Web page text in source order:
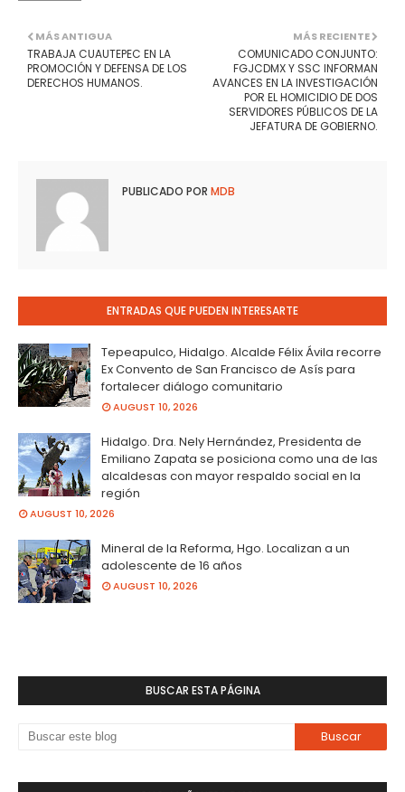
MÁS RECIENTE
COMUNICADO CONJUNTO:
FGJCDMX Y SSC INFORMAN
AVANCES EN LA INVESTIGACIÓN
POR EL HOMICIDIO DE DOS
SERVIDORES PÚBLICOS DE LA
JEFATURA DE GOBIERNO.
MÁS ANTIGUA
TRABAJA CUAUTEPEC EN LA
PROMOCIÓN Y DEFENSA DE LOS
DERECHOS HUMANOS.
PUBLICADO POR MDB
ENTRADAS QUE PUEDEN INTERESARTE
Tepeapulco, Hidalgo. Alcalde Félix Ávila recorre
Ex Convento de San Francisco de Asís para
fortalecer diálogo comunitario
AUGUST 10, 2026
Hidalgo. Dra. Nely Hernández, Presidenta de
Emiliano Zapata se posiciona como una de las
alcaldesas con mayor respaldo social en la
región
AUGUST 10, 2026
Mineral de la Reforma, Hgo. Localizan a un
adolescente de 16 años
AUGUST 10, 2026
BUSCAR ESTA PÁGINA